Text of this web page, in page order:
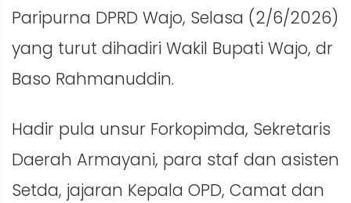
Paripurna DPRD Wajo, Selasa (2/6/2026)
yang turut dihadiri Wakil Bupati Wajo, dr
Baso Rahmanuddin.
Hadir pula unsur Forkopimda, Sekretaris
Daerah Armayani, para staf dan asisten
Setda, jajaran Kepala OPD, Camat dan